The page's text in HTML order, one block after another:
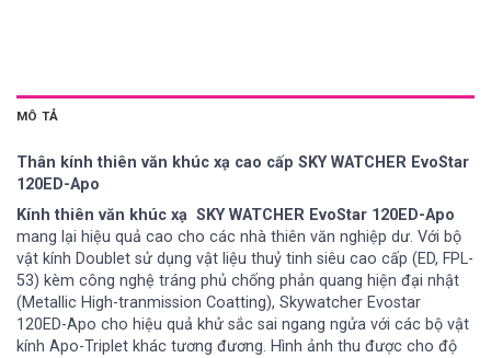
MÔ TẢ
Thân kính thiên văn khúc xạ cao cấp SKY WATCHER EvoStar
120ED-Apo
Kính thiên văn khúc xạ SKY WATCHER EvoStar 120ED-Apo
mang lại hiệu quả cao cho các nhà thiên văn nghiệp dư. Với bộ
vật kính Doublet sử dụng vật liệu thuỷ tinh siêu cao cấp (ED, FPL-
53) kèm công nghệ tráng phủ chống phản quang hiện đại nhật
(Metallic High-tranmission Coatting), Skywatcher Evostar
120ED-Apo cho hiệu quả khử sắc sai ngang ngửa với các bộ vật
kính Apo-Triplet khác tương đương. Hình ảnh thu được cho độ